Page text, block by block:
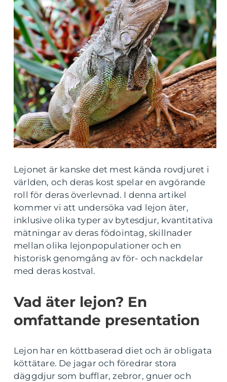
Lejonet är kanske det mest kända rovdjuret i
världen, och deras kost spelar en avgörande
roll för deras överlevnad. I denna artikel
kommer vi att undersöka vad lejon äter,
inklusive olika typer av bytesdjur, kvantitativa
mätningar av deras födointag, skillnader
mellan olika lejonpopulationer och en
historisk genomgång av för- och nackdelar
med deras kostval.
Vad äter lejon? En
omfattande presentation
Lejon har en köttbaserad diet och är obligata
köttätare. De jagar och föredrar stora
däggdjur som bufflar, zebror, gnuer och